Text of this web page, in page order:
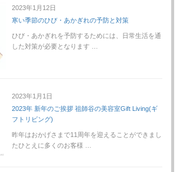
2023年1月12日
寒い季節のひび・あかぎれの予防と対策
ひび・あかぎれを予防するためには、日常生活を通
した対策が必要となります …
2023年1月1日
2023年 新年のご挨拶 祖師谷の美容室Gift Living(ギ
フトリビング)
昨年はおかげさまで11周年を迎えることができまし
たひとえに多くのお客様 …